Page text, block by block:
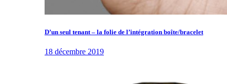
D’un seul tenant – la folie de l’intégration boîte/bracelet
18 décembre 2019